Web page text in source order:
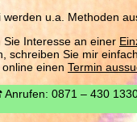
werden u.a. Methoden
Sie Interesse an einer
schreiben Sie mir
einen Termin
0871 – 430